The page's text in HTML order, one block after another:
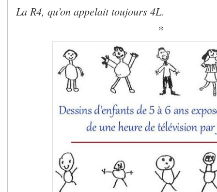
La R4, qu’on appelait toujours 4L.
*